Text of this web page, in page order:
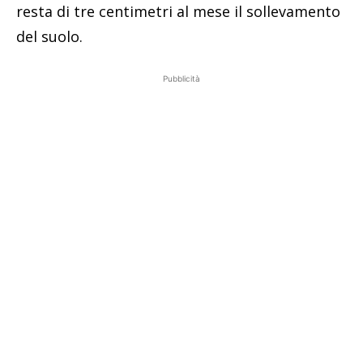
resta di tre centimetri al mese il sollevamento
del suolo.
Pubblicità